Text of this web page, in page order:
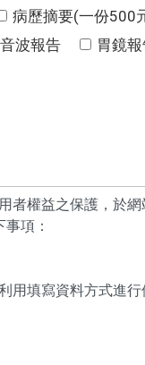
病歷摘要(一份500
波報告
胃鏡